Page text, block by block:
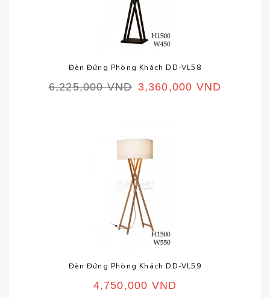
Đèn Đứng Phòng Khách DD-VL58
6,225,000VND 3,360,000 VND
Đèn Đứng Phòng Khách DD-VL59
4,750,000 VND